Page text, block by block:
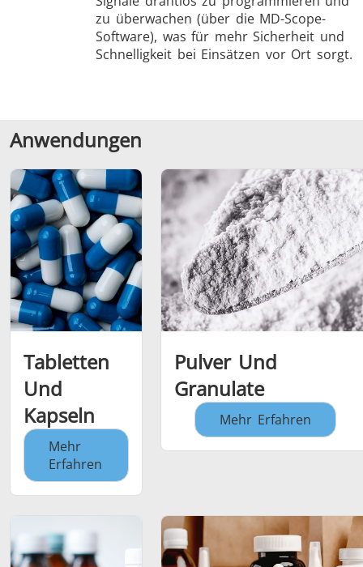
zu überwachen (über die MD-Scope-
Software), was für mehr Sicherheit und
Schnelligkeit bei Einsätzen vor Ort sorgt.
Anwendungen
Tabletten
Und
Kapseln
Mehr
Erfahren
Pulver Und
Granulate
Mehr Erfahren